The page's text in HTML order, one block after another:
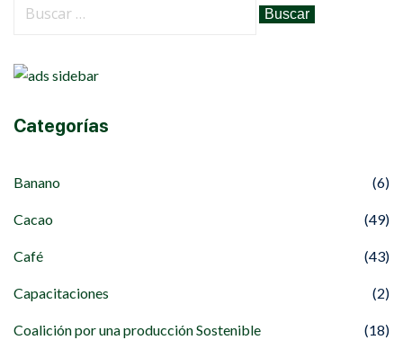
Categorías
Banano (6)
Cacao (49)
Café (43)
Capacitaciones (2)
Coalición por una producción Sostenible (18)
Remember me